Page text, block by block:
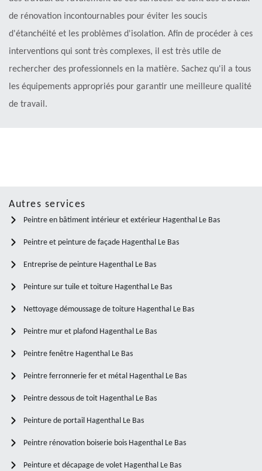
de rénovation incontournables pour éviter les soucis
d'étanchéité et les problèmes d'isolation. Afin de procéder à ces
interventions qui sont très complexes, il est très utile de
rechercher des professionnels en la matière. Sachez qu'il a tous
les équipements appropriés pour garantir une meilleure qualité
de travail.
Autres services
Peintre en bâtiment intérieur et extérieur Hagenthal Le Bas
Peintre et peinture de façade Hagenthal Le Bas
Entreprise de peinture Hagenthal Le Bas
Peinture sur tuile et toiture Hagenthal Le Bas
Nettoyage démoussage de toiture Hagenthal Le Bas
Peintre mur et plafond Hagenthal Le Bas
Peintre fenêtre Hagenthal Le Bas
Peintre ferronnerie fer et métal Hagenthal Le Bas
Peintre dessous de toit Hagenthal Le Bas
Peinture de portail Hagenthal Le Bas
Peintre rénovation boiserie bois Hagenthal Le Bas
Peinture et décapage de volet Hagenthal Le Bas